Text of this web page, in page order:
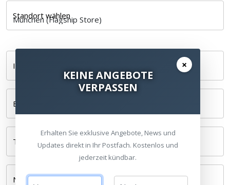
Standort wählen
Ihr Name *
E-Mail *
Telefonnummer
Nachricht *
×
KEINE ANGEBOTE
VERPASSEN
Erhalten Sie exklusive Angebote, News und
Updates direkt in Ihr Postfach. Kostenlos und
jederzeit kündbar.